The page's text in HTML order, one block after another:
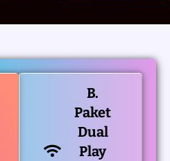
B.
Paket
Dual
Play